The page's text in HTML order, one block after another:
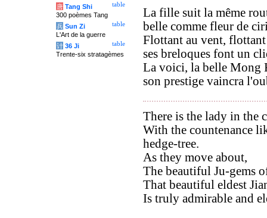
La fille suit la même
belle comme fleur de
Flottant au vent,
ses breloques font un
La voici, la belle Mong
son prestige vaincra
There is the lady in the
With the countenance
hedge-tree.
As they move about,
The beautiful Ju-gems
That beautiful eldest
Is truly admirable and
table
唐 Tang Shi
300 poèmes Tang
table
兵 Sun Zi
L'Art de la guerre
table
计 36 Ji
Trente-six stratagèmes